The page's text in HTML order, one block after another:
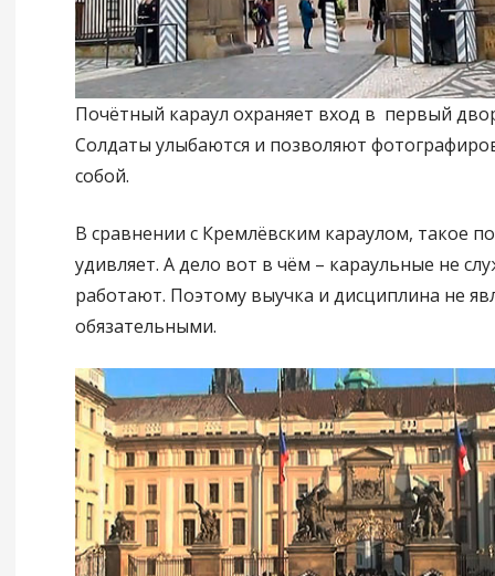
Почётный караул охраняет вход в первый
Солдаты улыбаются и позволяют
собой.
В сравнении с Кремлёвским караулом, такое
удивляет. А дело вот в чём – караульные не
работают. Поэтому выучка и дисциплина не
обязательными.